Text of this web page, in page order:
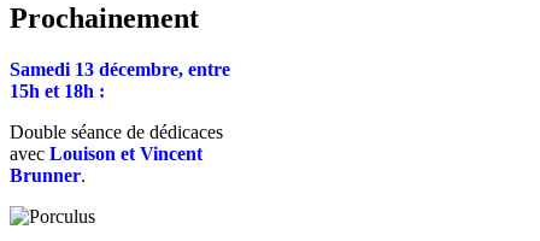
Prochainement
Samedi 13 décembre, entre
15h et 18h :
Double séance de dédicaces
avec Louison et Vincent
Brunner.